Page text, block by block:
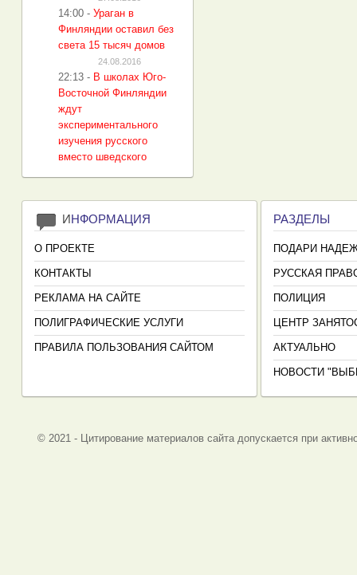
14:00 - Ураган в
Финляндии оставил без
света 15 тысяч домов
24.08.2016
22:13 - В школах Юго-
Восточной Финляндии
ждут
экспериментального
изучения русского
вместо шведского
ИНФОРМАЦИЯ
О ПРОЕКТЕ
КОНТАКТЫ
РЕКЛАМА НА САЙТЕ
ПОЛИГРАФИЧЕСКИЕ УСЛУГИ
ПРАВИЛА ПОЛЬЗОВАНИЯ САЙТОМ
РАЗДЕЛЫ
ПОДАРИ
РУССКАЯ
ПОЛИЦИЯ
ЦЕНТР
АКТУАЛЬНО
НОВОСТИ
© 2021 - Цитирование материалов сайта допускается при